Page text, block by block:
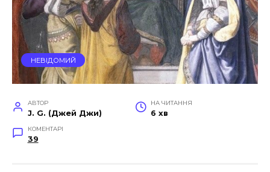
НЕВІДОМИЙ
АВТОР
J. G. (Джей Джи)
НА ЧИТАННЯ
6 хв
КОМЕНТАРІ
39